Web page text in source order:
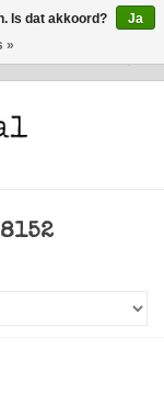
Is dat akkoord?
Ja
»